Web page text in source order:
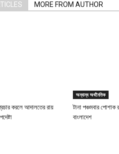
MORE FROM AUTHOR
করলে আদালতের রায়
অন্যান্য অর্থনৈতিক
টানা পঞ্চমবার পোশাক
বাংলাদেশ